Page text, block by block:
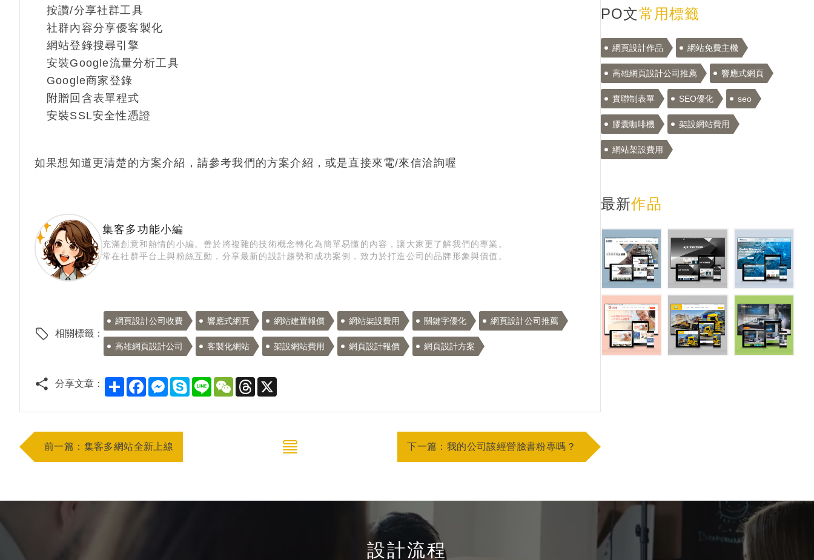
按讚/分享社群工具
社群內容分享優客製化
網站登錄搜尋引擎
安裝Google流量分析工具
Google商家登錄
附贈回含表單程式
安裝SSL安全性憑證
如果想知道更清楚的方案介紹，請參考我們的方案介紹 ，或是直接來電/來信洽詢喔
集客多功能小編
充滿創意和熱情的小編。善於將複雜的技術概念轉化為簡單易懂的內容，讓大家更了解我們的專業。
常在社群平台上與粉絲互動，分享最新的設計趨勢和成功案例，致力於打造公司的品牌形象與價值。
相關標籤：
網頁設計公司收費 響應式網頁 網站建置報價 網站架設費用 關鍵字優化 網頁設計公司推薦
高雄網頁設計公司 客製化網站 架設網站費用 網頁設計報價 網頁設計方案
分享文章： ShareFacebookMessenger
SkypeLine WeChatThreads
前一篇：集客多網站全新上線 下一篇：我的公司該經營臉書粉專嗎？
PO文常用標籤
網頁設計作品 網站免費主機
高雄網頁設計公司推薦 響應式網頁
實聯制表單 SEO優化 seo
膠囊咖啡機 架設網站費用
網站架設費用
最新作品
設計流程